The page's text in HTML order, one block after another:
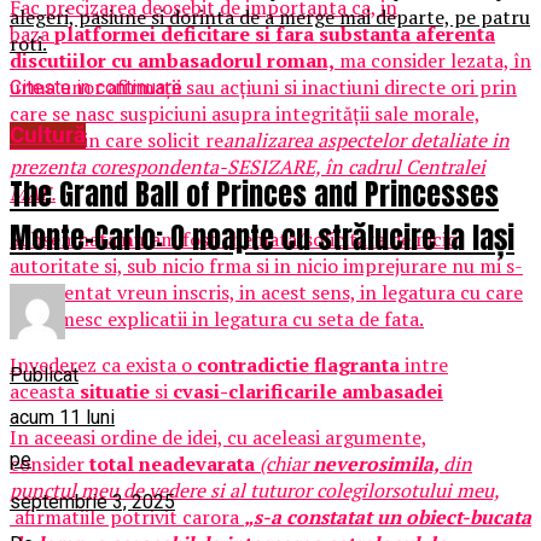
Fac precizarea deosebit de importanta ca, in
bazaplatformei deficitare si fara substanta aferenta
discutiilor cu ambasadorul roman, ma consider lezata, în
urma unor afirmaţii sau acţiuni si inactiuni directe ori prin
care se nasc suspiciuni asupra integrităţii sale morale,
context in care solicit reanalizarea aspectelor detaliate in
prezenta corespondenta-SESIZARE, în cadrul Centralei
MAE.
Subsemnatanuam fost chemata/solicitata de nicio
autoritate si, sub nicio frma si in nicio imprejurare nu mi s-
a prezentat vreun inscris, in acest sens, in legatura cu care
sa primesc explicatii in legatura cu seta de fata.
Invederez ca exista o contradictie flagrantaintre
aceastasituatie si cvasi-clarificarile ambasadei
In aceeasi ordine de idei, cu aceleasi argumente,
considertotal neadevarata (chiarneverosimila, din
punctul meu de vedere si al tuturor colegilorsotului meu,
afirmatiile potrivit carora „s-a constatat un obiect-bucata
alegeri, pasiune si dorinta de a merge mai departe, pe patru
roti.
Citeste in continuare
Cultură
The Grand Ball of Princes and Princesses
Monte-Carlo: O noapte cu strălucire la Iași
Publicat
acum 11 luni
pe
septembrie 3, 2025